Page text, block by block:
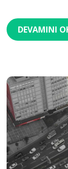
DEVAMINI